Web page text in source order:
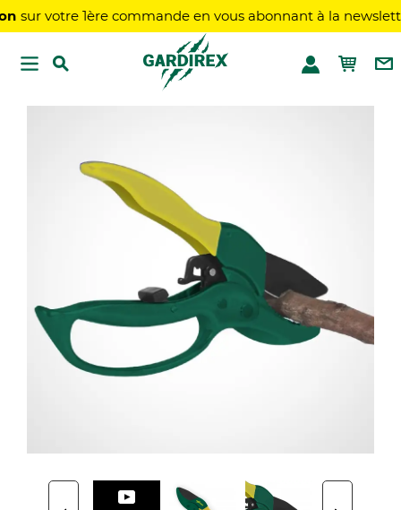
votre 1ère commande en vous abonnant à la newsletter !